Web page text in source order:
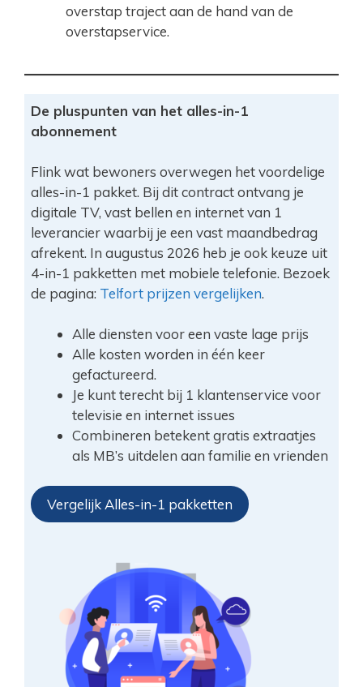
overstap traject aan de hand van de
overstapservice.
De pluspunten van het alles-in-1
abonnement
Flink wat bewoners overwegen het voordelige
alles-in-1 pakket. Bij dit contract ontvang je
digitale TV, vast bellen en internet van 1
leverancier waarbij je een vast maandbedrag
afrekent. In augustus 2026 heb je ook keuze uit
4-in-1 pakketten met mobiele telefonie. Bezoek
de pagina: Telfort prijzen vergelijken.
Alle diensten voor een vaste lage prijs
Alle kosten worden in één keer
gefactureerd.
Je kunt terecht bij 1 klantenservice voor
televisie en internet issues
Combineren betekent gratis extraatjes
als MB’s uitdelen aan familie en vrienden
Vergelijk Alles-in-1 pakketten